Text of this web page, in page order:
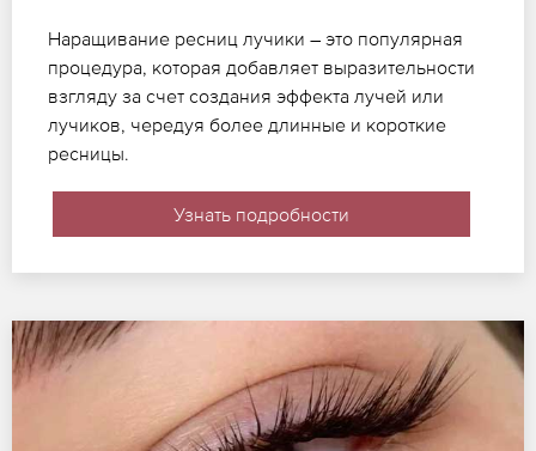
Наращивание ресниц лучики – это популярная
процедура, которая добавляет выразительности
взгляду за счет создания эффекта лучей или
лучиков, чередуя более длинные и короткие
ресницы.
Узнать подробности